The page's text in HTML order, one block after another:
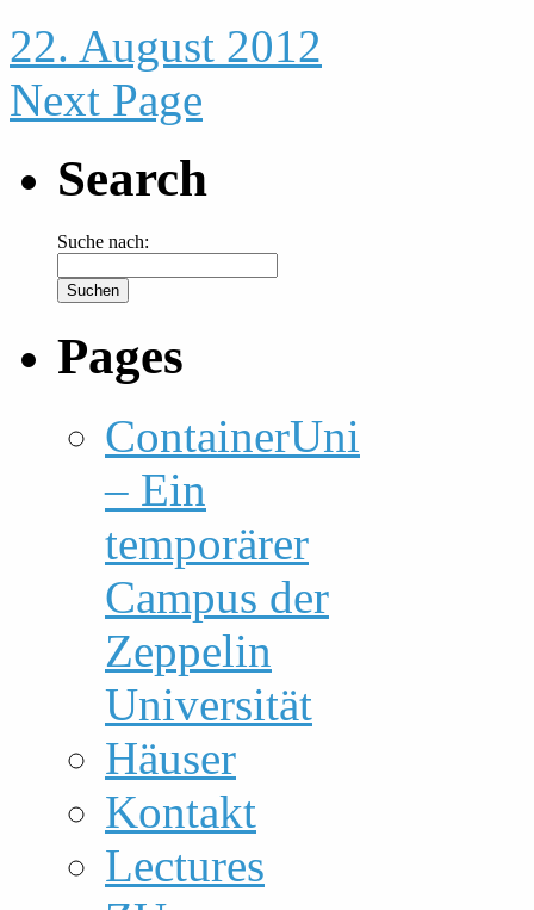
22. August 2012
Next Page
Search
Suche nach:
Pages
ContainerUni
– Ein
temporärer
Campus der
Zeppelin
Universität
Häuser
Kontakt
Lectures